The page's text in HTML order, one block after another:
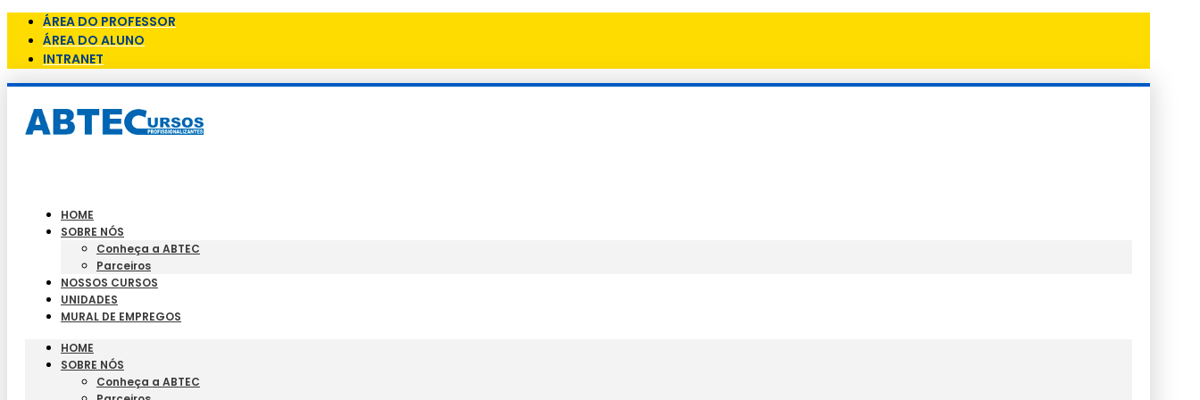
ÁREA DO PROFESSOR
ÁREA DO ALUNO
INTRANET
HOME
SOBRE NÓS
Conheça a ABTEC
Parceiros
NOSSOS CURSOS
UNIDADES
MURAL DE EMPREGOS
HOME
SOBRE NÓS
Conheça a ABTEC